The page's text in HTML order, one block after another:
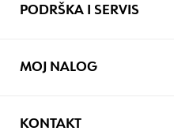
PODRŠKA I SERVIS
MOJ NALOG
KONTAKT